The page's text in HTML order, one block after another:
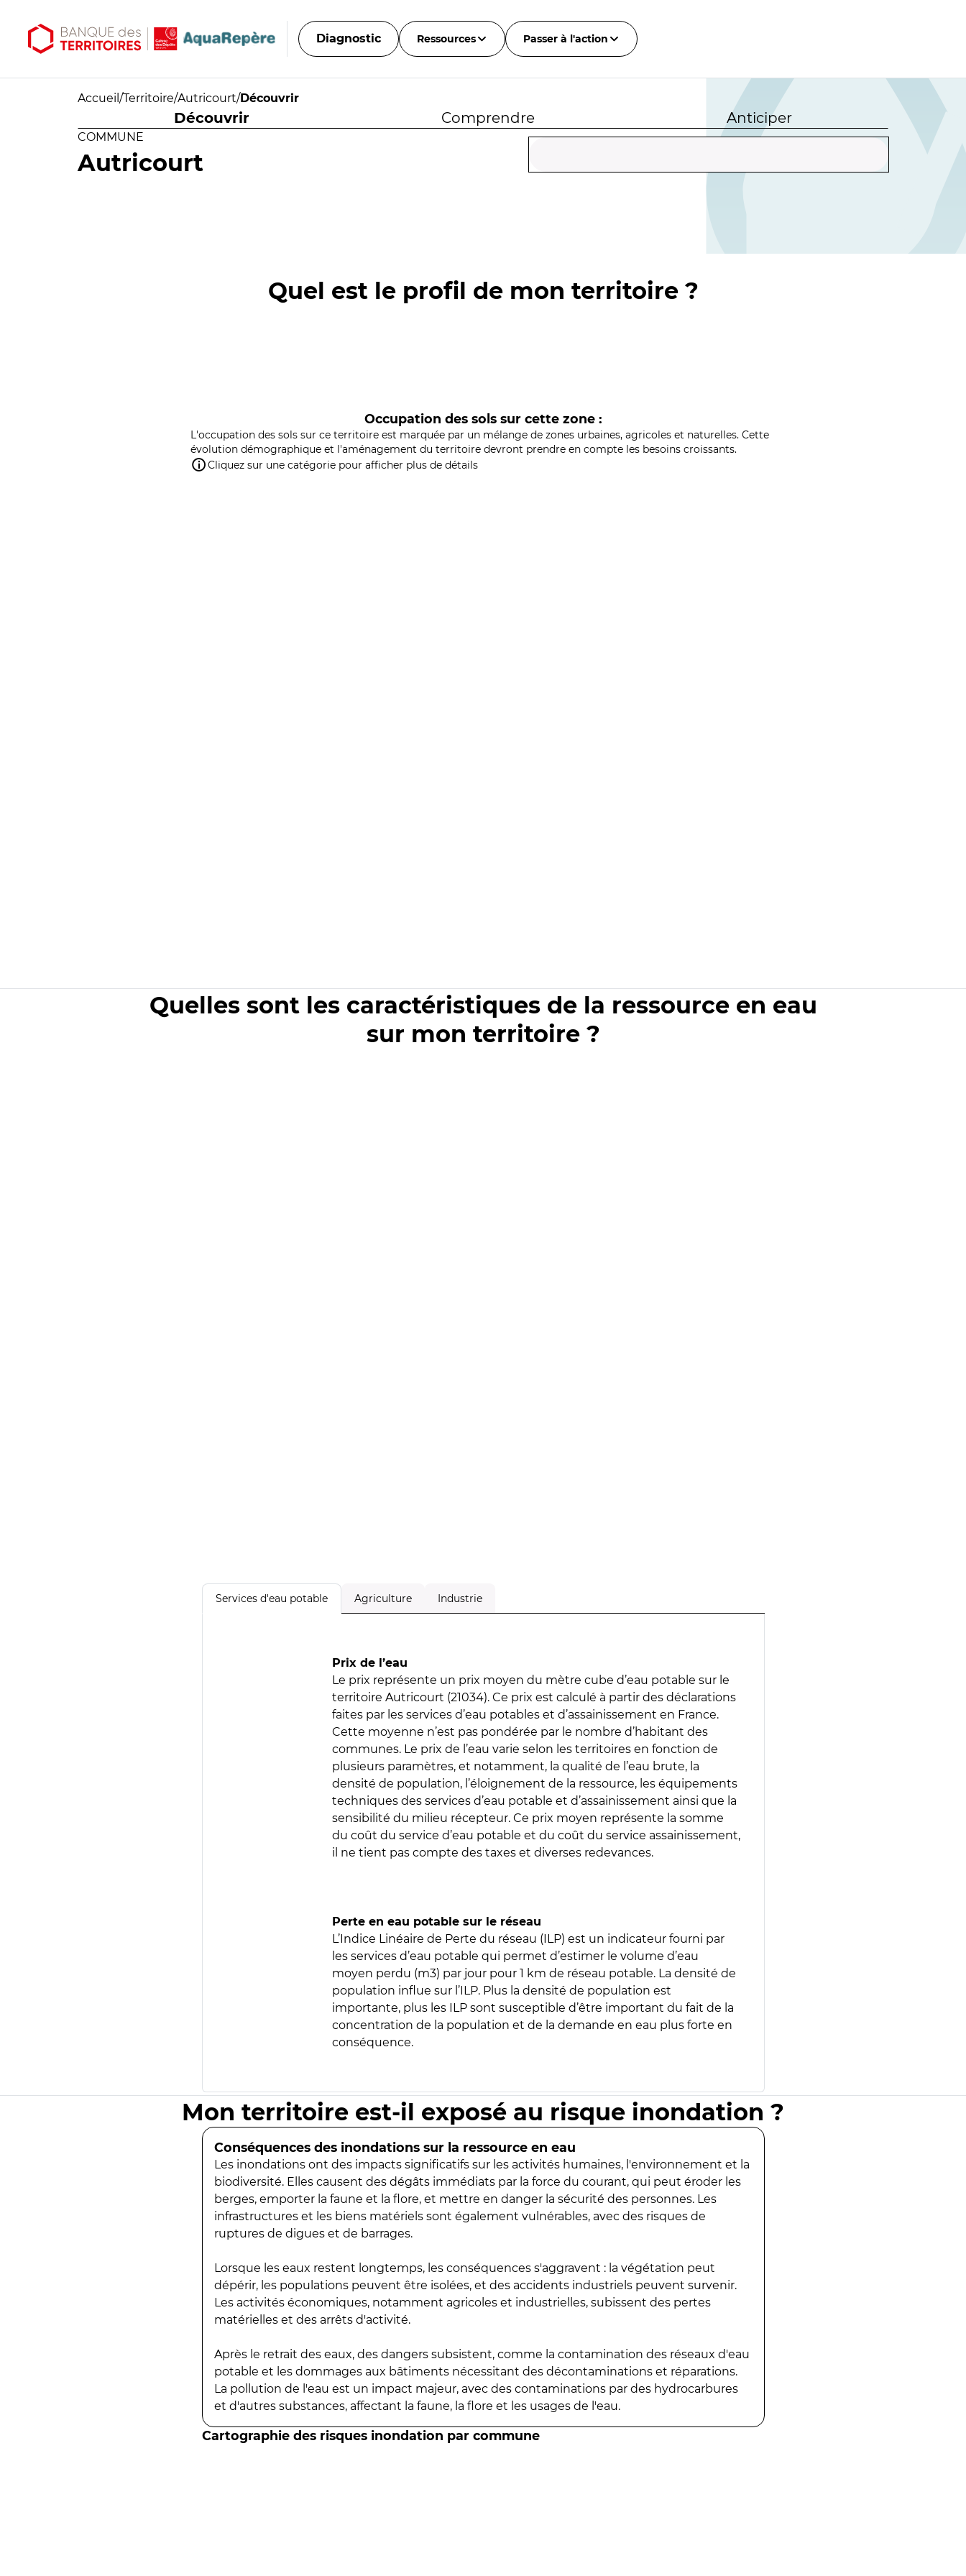
Diagnostic Ressources Passer à l'action
Accueil /Territoire/Autricourt/Découvrir
Découvrir Comprendre Anticiper
COMMUNE
Autricourt
Quel est le profil de mon territoire ?
Occupation des sols sur cette zone :
L'occupation des sols sur ce territoire est marquée par un mélange de zones urbaines, agricoles et naturelles. Cette
évolution démographique et l'aménagement du territoire devront prendre en compte les besoins croissants.
Cliquez sur une catégorie pour afficher plus de détails
Quelles sont les caractéristiques de la ressource en eau
sur mon territoire ?
Services d'eau potable Agriculture Industrie
Prix de l’eau
Le prix représente un prix moyen du mètre cube d’eau potable sur le
territoire Autricourt (21034). Ce prix est calculé à partir des déclarations
faites par les services d’eau potables et d’assainissement en France.
Cette moyenne n’est pas pondérée par le nombre d’habitant des
communes. Le prix de l’eau varie selon les territoires en fonction de
plusieurs paramètres, et notamment, la qualité de l’eau brute, la
densité de population, l’éloignement de la ressource, les équipements
techniques des services d’eau potable et d’assainissement ainsi que la
sensibilité du milieu récepteur. Ce prix moyen représente la somme
du coût du service d’eau potable et du coût du service assainissement,
il ne tient pas compte des taxes et diverses redevances.
Perte en eau potable sur le réseau
L’Indice Linéaire de Perte du réseau (ILP) est un indicateur fourni par
les services d’eau potable qui permet d’estimer le volume d’eau
moyen perdu (m3) par jour pour 1 km de réseau potable. La densité de
population influe sur l’ILP. Plus la densité de population est
importante, plus les ILP sont susceptible d’être important du fait de la
concentration de la population et de la demande en eau plus forte en
conséquence.
Mon territoire est-il exposé au risque inondation ?
Conséquences des inondations sur la ressource en eau
Les inondations ont des impacts significatifs sur les activités humaines, l'environnement et la
biodiversité. Elles causent des dégâts immédiats par la force du courant, qui peut éroder les
berges, emporter la faune et la flore, et mettre en danger la sécurité des personnes. Les
infrastructures et les biens matériels sont également vulnérables, avec des risques de
ruptures de digues et de barrages.
Lorsque les eaux restent longtemps, les conséquences s'aggravent : la végétation peut
dépérir, les populations peuvent être isolées, et des accidents industriels peuvent survenir.
Les activités économiques, notamment agricoles et industrielles, subissent des pertes
matérielles et des arrêts d'activité.
Après le retrait des eaux, des dangers subsistent, comme la contamination des réseaux d'eau
potable et les dommages aux bâtiments nécessitant des décontaminations et réparations.
La pollution de l'eau est un impact majeur, avec des contaminations par des hydrocarbures
et d'autres substances, affectant la faune, la flore et les usages de l'eau.
Cartographie des risques inondation par commune